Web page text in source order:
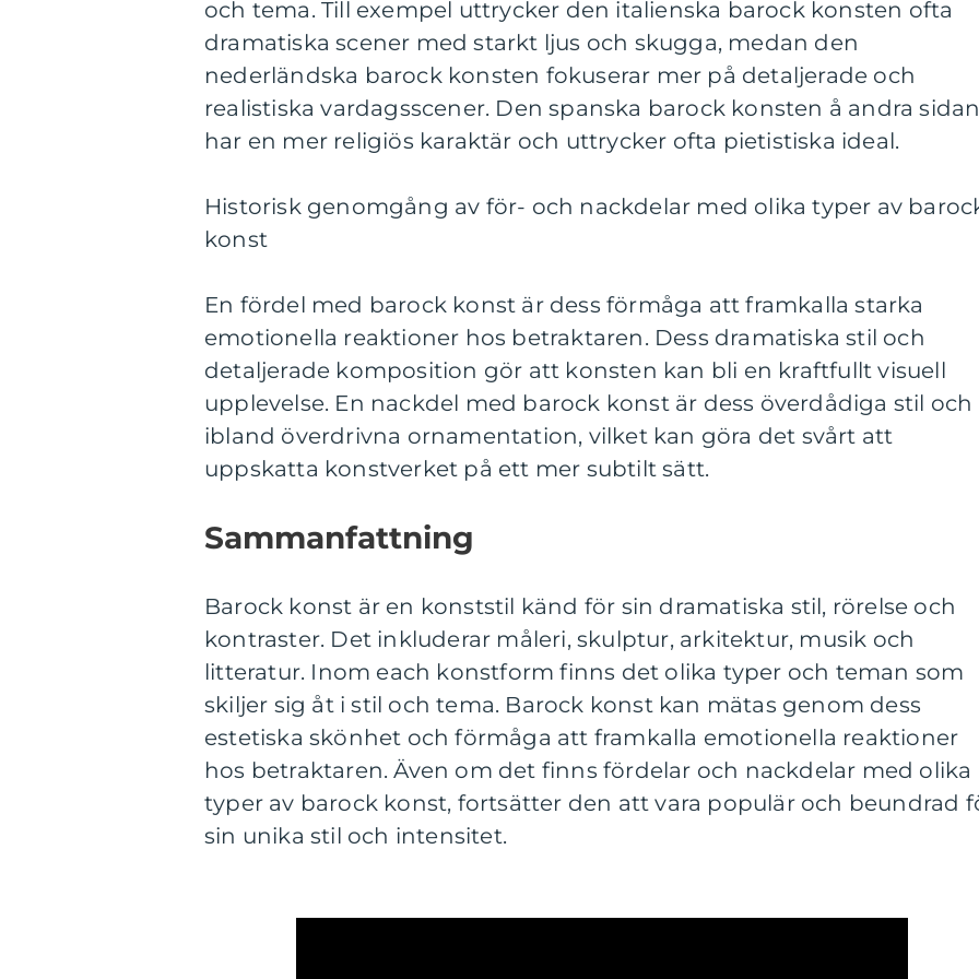
och tema. Till exempel uttrycker den italienska barock konsten ofta
dramatiska scener med starkt ljus och skugga, medan den
nederländska barock konsten fokuserar mer på detaljerade och
realistiska vardagsscener. Den spanska barock konsten å andra
har en mer religiös karaktär och uttrycker ofta pietistiska ideal.
Historisk genomgång av för- och nackdelar med olika typer av
konst
En fördel med barock konst är dess förmåga att framkalla starka
emotionella reaktioner hos betraktaren. Dess dramatiska stil och
detaljerade komposition gör att konsten kan bli en kraftfullt visuell
upplevelse. En nackdel med barock konst är dess överdådiga stil och
ibland överdrivna ornamentation, vilket kan göra det svårt att
uppskatta konstverket på ett mer subtilt sätt.
Sammanfattning
Barock konst är en konststil känd för sin dramatiska stil, rörelse och
kontraster. Det inkluderar måleri, skulptur, arkitektur, musik och
litteratur. Inom each konstform finns det olika typer och teman som
skiljer sig åt i stil och tema. Barock konst kan mätas genom dess
estetiska skönhet och förmåga att framkalla emotionella reaktioner
hos betraktaren. Även om det finns fördelar och nackdelar med olika
typer av barock konst, fortsätter den att vara populär och beundrad
sin unika stil och intensitet.